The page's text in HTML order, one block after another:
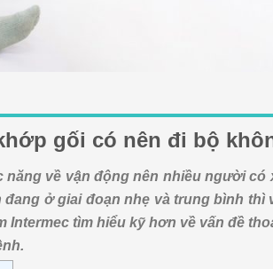
gối có nên đi bộ
về vận động nên nhiều người có
ở giai đoạn nhẹ và trung bình thì
tìm hiểu kỹ hơn về vấn đề